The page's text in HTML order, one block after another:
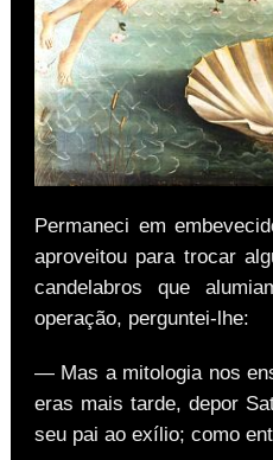
Permaneci em
aproveitou para trocar
candelabros que
operação, perguntei-lhe:
— Mas a mitologia nos
eras mais tarde, depor
seu pai ao exílio; como